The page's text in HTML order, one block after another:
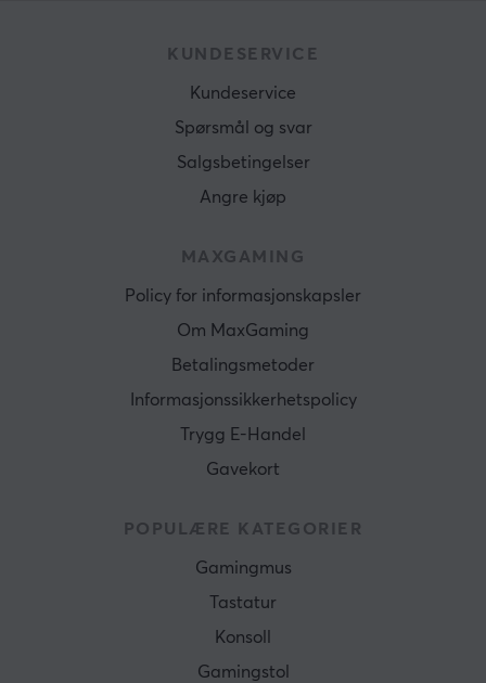
KUNDESERVICE
Kundeservice
Spørsmål og svar
Salgsbetingelser
Angre kjøp
MAXGAMING
Policy for informasjonskapsler
Om MaxGaming
Betalingsmetoder
Informasjonssikkerhetspolicy
Trygg E-Handel
Gavekort
POPULÆRE KATEGORIER
Gamingmus
Tastatur
Konsoll
Gamingstol